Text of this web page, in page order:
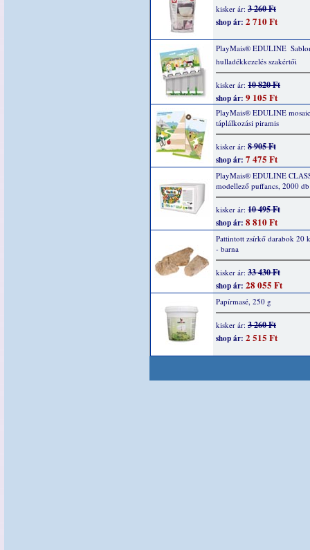
kisker ár: 3 260 Ft
shop ár: 2 710 Ft
PlayMais® EDULINE 
hulladékkezelés szakértői
kisker ár: 10 820 Ft
shop ár: 9 105 Ft
PlayMais® EDULINE
táplálkozási piramis
kisker ár: 8 905 Ft
shop ár: 7 475 Ft
PlayMais® EDULINE
modellező puffancs, 2000 db
kisker ár: 10 495 Ft
shop ár: 8 810 Ft
Pattintott zsírkő darabok 20
- barna
kisker ár: 33 430 Ft
shop ár: 28 055 Ft
Papírmasé, 250 g
kisker ár: 3 260 Ft
shop ár: 2 515 Ft